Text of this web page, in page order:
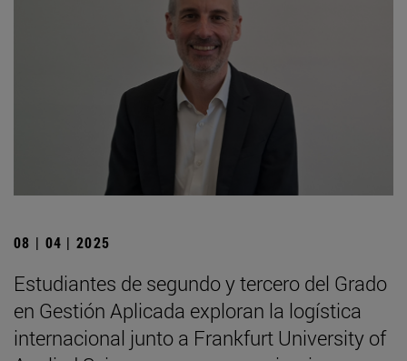
08 | 04 | 2025
Estudiantes de segundo y tercero del Grado
en Gestión Aplicada exploran la logística
internacional junto a Frankfurt University of